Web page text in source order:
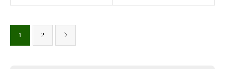
1 2